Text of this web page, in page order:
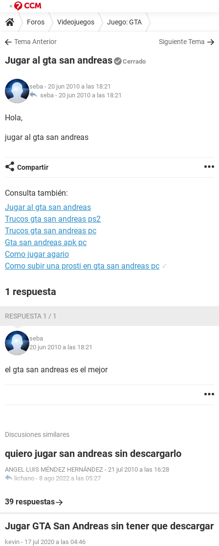
Foros Videojuegos Juego: GTA
Tema Anterior Siguiente Tema
Jugar al gta san andreas Cerrado
seba - 20 jun 2010 a las 18:21
seba - 20 jun 2010 a las 18:21
Hola,
jugar al gta san andreas
Compartir
Consulta también:
Jugar al gta san andreas
Trucos gta san andreas ps2
Trucos gta san andreas pc
Gta san andreas apk pc
Como jugar agario
Como subir una prosti en gta san andreas pc ✓
1 respuesta
RESPUESTA 1 / 1
seba
20 jun 2010 a las 18:21
el gta san andreas es el mejor
Discusiones similares
quiero jugar san andreas sin descargarlo
ANGEL LUIS MÉNDEZ HERNÁNDEZ - 21 jul 2010 a las 16:28
lichano - 8 ago 2022 a las 05:27
39 respuestas
Jugar GTA San Andreas sin tener que descargar
kevin - 17 jul 2020 a las 04:46